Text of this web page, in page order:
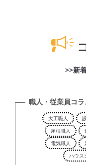
>>新
職人・従業員コ
大工職人
屋根職人
電気職人
ハウス